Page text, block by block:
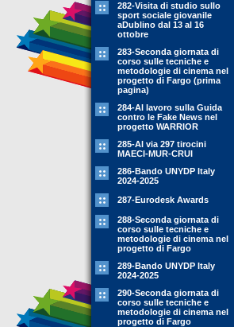
282-Visita di studio sullo
sport sociale giovanile
aDublino dal 13 al 16
ottobre
283-Seconda giornata di
corso sulle tecniche e
metodologie di cinema nel
progetto di Fargo (prima
pagina)
284-Al lavoro sulla Guida
contro le Fake News nel
progetto WARRIOR
285-Al via 297 tirocini
MAECI-MUR-CRUI
286-Bando UNYDP Italy
2024-2025
287-Eurodesk Awards
288-Seconda giornata di
corso sulle tecniche e
metodologie di cinema nel
progetto di Fargo
289-Bando UNYDP Italy
2024-2025
290-Seconda giornata di
corso sulle tecniche e
metodologie di cinema nel
progetto di Fargo